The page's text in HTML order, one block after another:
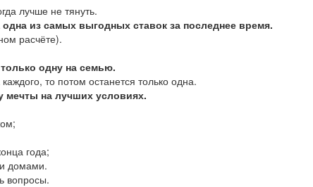
лучше не тянуть.
из самых выгодных ставок за последнее время.
расчёте).
одну на семью.
то потом останется только одна.
мечты на лучших условиях.
года;
домами.
вопросы.